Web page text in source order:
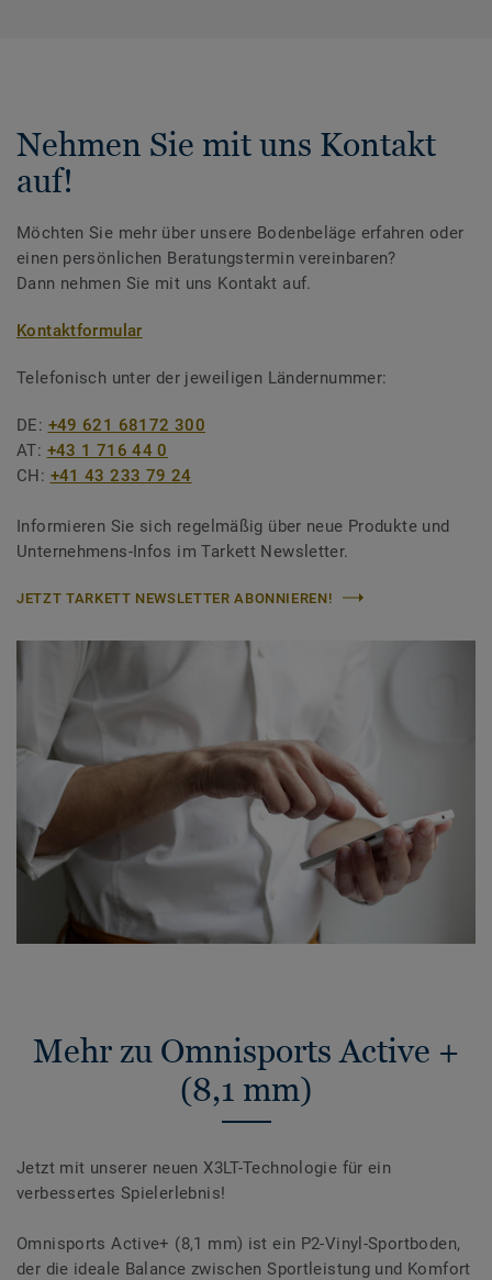
Nehmen Sie mit uns Kontakt
auf!
Möchten Sie mehr über unsere Bodenbeläge erfahren oder
einen persönlichen Beratungstermin vereinbaren?
Dann nehmen Sie mit uns Kontakt auf.
Kontaktformular
Telefonisch unter der jeweiligen Ländernummer:
DE: +49 621 68172 300
AT: +43 1 716 44 0
CH: +41 43 233 79 24
Informieren Sie sich regelmäßig über neue Produkte und
Unternehmens-Infos im Tarkett Newsletter.
JETZT TARKETT NEWSLETTER ABONNIEREN!
Mehr zu Omnisports Active +
(8,1 mm)
Jetzt mit unserer neuen X3LT-Technologie für ein
verbessertes Spielerlebnis!
Omnisports Active+ (8,1 mm) ist ein P2-Vinyl-Sportboden,
der die ideale Balance zwischen Sportleistung und Komfort